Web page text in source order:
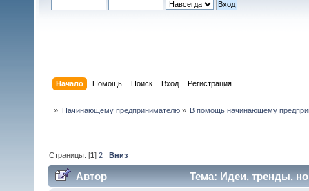
Начало Помощь Поиск Вход Регистрация
» Начинающему предпринимателю» В помощь начинающему
Страницы: [1]2 Вниз
Автор
Тема: Идеи, тренды,